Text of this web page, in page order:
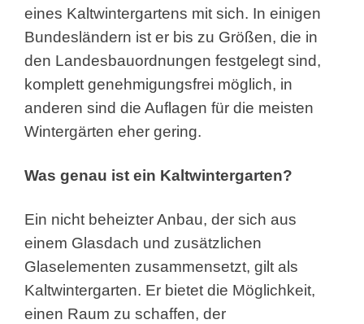
eines Kaltwintergartens mit sich. In einigen
Bundesländern ist er bis zu Größen, die in
den Landesbauordnungen festgelegt sind,
komplett genehmigungsfrei möglich, in
anderen sind die Auflagen für die meisten
Wintergärten eher gering.
Was genau ist ein Kaltwintergarten?
Ein nicht beheizter Anbau, der sich aus
einem Glasdach und zusätzlichen
Glaselementen zusammensetzt, gilt als
Kaltwintergarten. Er bietet die Möglichkeit,
einen Raum zu schaffen, der